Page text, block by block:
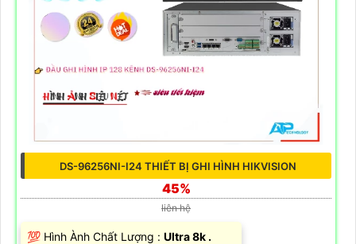
DS-96256NI-I24 THIẾT BỊ GHI HÌNH HIKVISION
45%
liên hệ
💯 Hình Ành Chất Lượng : Ultra 8k .